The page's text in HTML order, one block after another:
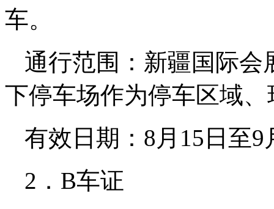
车。
通行范围：新疆国际会
下停车场作为停车区域
有效日期：8月15日至9
2．B车证